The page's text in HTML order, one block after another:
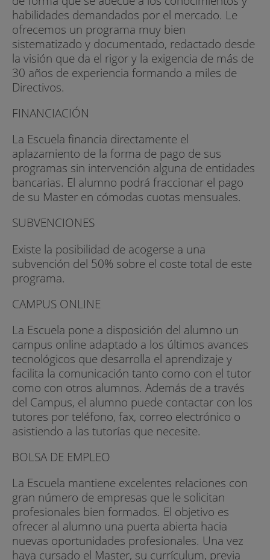
habilidades demandados por el mercado. Le
ofrecemos un programa muy bien
sistematizado y documentado, redactado desde
la visión que da el rigor y la exigencia de más de
30 años de experiencia formando a miles de
Directivos.
FINANCIACIÓN
La Escuela financia directamente el
aplazamiento de la forma de pago de sus
programas sin intervención alguna de entidades
bancarias. El alumno podrá fraccionar el pago
de su Master en cómodas cuotas mensuales.
SUBVENCIONES
Existe la posibilidad de acogerse a una
subvención del 50% sobre el coste total de este
programa.
CAMPUS ONLINE
La Escuela pone a disposición del alumno un
campus online adaptado a los últimos avances
tecnológicos que desarrolla el aprendizaje y
facilita la comunicación tanto como con el tutor
como con otros alumnos. Además de a través
del Campus, el alumno puede contactar con los
tutores por teléfono, fax, correo electrónico o
asistiendo a las tutorías que necesite.
BOLSA DE EMPLEO
La Escuela mantiene excelentes relaciones con
gran número de empresas que le solicitan
profesionales bien formados. El objetivo es
ofrecer al alumno una puerta abierta hacia
nuevas oportunidades profesionales. Una vez
haya cursado el Master, su currículum, previa